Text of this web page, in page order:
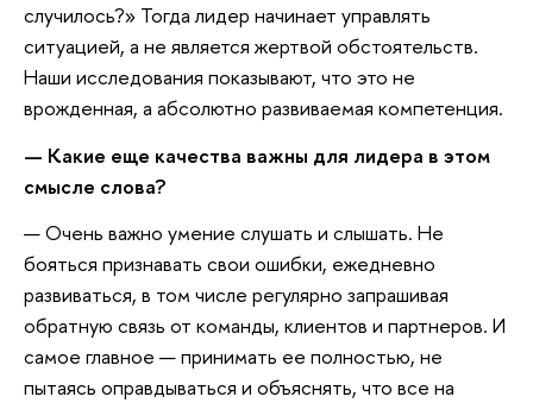
случилось?» Тогда лидер начинает управлять
ситуацией, а не является жертвой обстоятельств.
Наши исследования показывают, что это не
врожденная, а абсолютно развиваемая компетенция.
— Какие еще качества важны для лидера в этом
смысле слова?
— Очень важно умение слушать и слышать. Не
бояться признавать свои ошибки, ежедневно
развиваться, в том числе регулярно запрашивая
обратную связь от команды, клиентов и партнеров. И
самое главное — принимать ее полностью, не
пытаясь оправдываться и объяснять, что все на